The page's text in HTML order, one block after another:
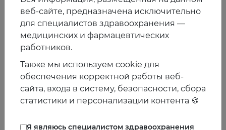
без каких-либо признаков влияния пола, социально-
исследование было наблюдательным, поэтому
причинно-следственная связь не оценивается.
Выводы
Вовлеченность в искусство в виде посещения
культурных мероприятий может иметь защитную
ассоциацию с долголетием у пожилых людей. Эта
веб-сайте, предназначена исключительно
для специалистов здравоохранения —
медицинских и фармацевтических
работников.
Также мы используем cookie для
обеспечения корректной работы веб-
сайта, входа в систему, безопасности, сбора
статистики и персонализации контента 🍪
Я являюсь специалистом здравоохранения